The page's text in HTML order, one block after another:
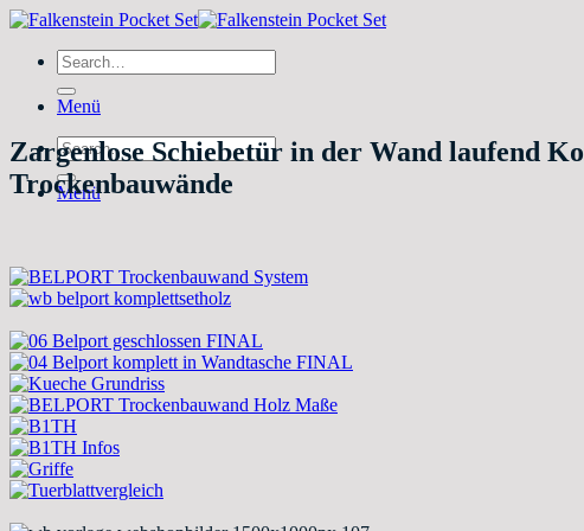
Zum
springenSearch
for:
Menü
Search
for:
Menü
Zargenlose Schiebetür in der Wand laufend
Trockenbauwände